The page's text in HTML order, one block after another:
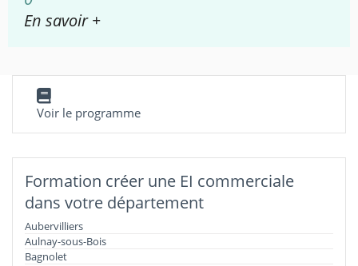
En savoir +
Voir le programme
Formation créer une EI commerciale
dans votre département
Aubervilliers
Aulnay-sous-Bois
Bagnolet